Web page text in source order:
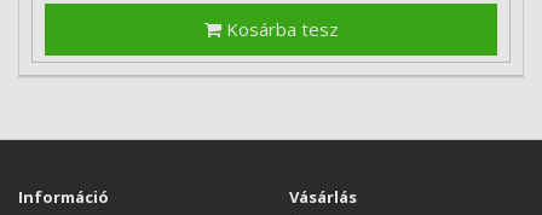
Kosárba tesz
Információ Vásárlás